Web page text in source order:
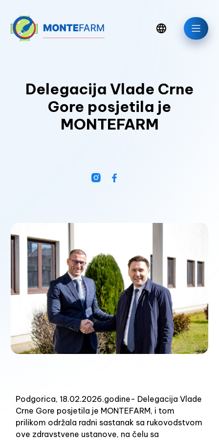
Delegacija Vlade Crne
Gore posjetila je
MONTEFARM
Podgorica, 18.02.2026.godine- Delegacija Vlade
Crne Gore posjetila je MONTEFARM, i tom
prilikom održala radni sastanak sa rukovodstvom
ove zdravstvene ustanove, na čelu sa